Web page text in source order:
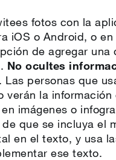
fotos con la
iOS o Android, o en
de agregar una
No ocultes
. Las personas que
verán la información
imágenes o
que se incluya el
en el texto, y usa
ese texto.